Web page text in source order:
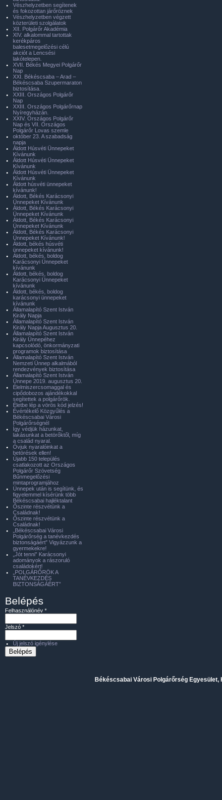
Vészhelyzetben segítenek
és fokozottan járőröznek
Vészhelyzetben végzett
közterületi szolgálatok
XII. Polgárőr Akadémia
XIV. alkalommal tartottak
kerékpáros
balesetmegelőzési célú
akciót a Lencsési
lakótelepen.
XVII. Békés Megyei Polgárőr
Nap
XXI. Békéscsaba – Arad –
Békéscsaba Szupermaraton
biztosítása.
XXIII. Országos Polgárőr
Nap
XXIII. Országos Polgárőrnap
Nyíregyházán.
XXIV. Országos Polgárőr
Nap és VII. Országos
Polgárőr Lovas szemle
október 23. A szabadság
napja
Áldott Húsvéti Ünnepeket
Kívánunk
Áldott Húsvéti Ünnepeket
Kívánunk
Áldott Húsvéti Ünnepeket
Kívánunk
Áldott húsvéti ünnepeket
kívánunk!
Áldott, Békés Karácsonyi
Ünnepeket Kívánunk
Áldott, Békés Karácsonyi
Ünnepeket Kívánunk
Áldott, Békés Karácsonyi
Ünnepeket Kívánunk
Áldott, Békés Karácsonyi
Ünnepeket Kívánunk!
Áldott, békés húsvéti
ünnepeket kívánunk!
Áldott, békés, boldog
Karácsonyi Ünnepeket
kívánunk
Áldott, békés, boldog
Karácsonyi Ünnepeket
kívánunk
Áldott, békés, boldog
karácsonyi ünnepeket
kívánunk
Államalapító Szent István
Király Napja
Államalapító Szent István
Király Napja Augusztus 20.
Államalapító Szent István
Király Ünnepéhez
kapcsolódó, önkormányzati
programok biztosítása
Államalapító Szent István
Nemzeti Ünnep alkalmából
rendezvények biztosítása
Államalapító Szent István
Ünnepe 2019. augusztus 20.
Élelmiszercsomaggal és
cipődobozos ajándékokkal
segítettek a polgárőrök.
Életbe lép a vörös kód jelzés!
Évértékelő Közgyűlés a
Békéscsabai Városi
Polgárőrségnél
Így védjük házunkat,
lakásunkat a betörőktől, míg
a család nyaral.
Óvjuk nyaralóinkat a
betörések ellen!
Újabb 150 település
csatlakozott az Országos
Polgárőr Szövetség
Bűnmegelőzési
mintaprogramjához
Ünnepek után is segítünk, és
figyelemmel kísérünk több
Békéscsabai hajléktalant
Őszinte részvétünk a
Családnak!
Őszinte részvétünk a
Családnak!
„Békéscsabai Városi
Polgárőrség a tanévkezdés
biztonságáért” Vigyázzunk a
gyermekekre!
„Jót tenni” Karácsonyi
adományok a rászoruló
családokért!
„POLGÁRŐRÖK A
TANÉVKEZDÉS
BIZTONSÁGÁÉRT”
Belépés
Felhasználónév *
Jelszó *
Új jelszó igénylése
Békéscsabai Városi Polgárőrség Egyesület,